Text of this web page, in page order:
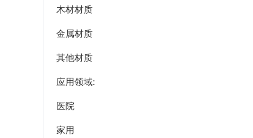
木材材质
金属材质
其他材质
应用领域:
医院
家用